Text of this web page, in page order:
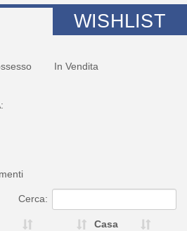
WISHLIST
In Vendita
Cerca:
Casa